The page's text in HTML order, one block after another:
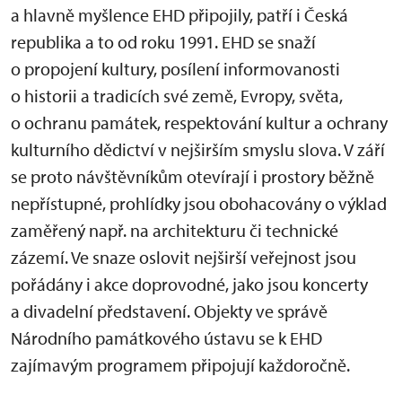
a hlavně myšlence EHD připojily, patří i Česká
republika a to od roku 1991. EHD se snaží
o propojení kultury, posílení informovanosti
o historii a tradicích své země, Evropy, světa,
o ochranu památek, respektování kultur a ochrany
kulturního dědictví v nejširším smyslu slova. V září
se proto návštěvníkům otevírají i prostory běžně
nepřístupné, prohlídky jsou obohacovány o výklad
zaměřený např. na architekturu či technické
zázemí. Ve snaze oslovit nejširší veřejnost jsou
pořádány i akce doprovodné, jako jsou koncerty
a divadelní představení. Objekty ve správě
Národního památkového ústavu se k EHD
zajímavým programem připojují každoročně.